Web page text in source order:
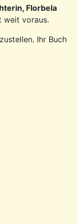
Florbela
weit voraus.
Ihr Buch